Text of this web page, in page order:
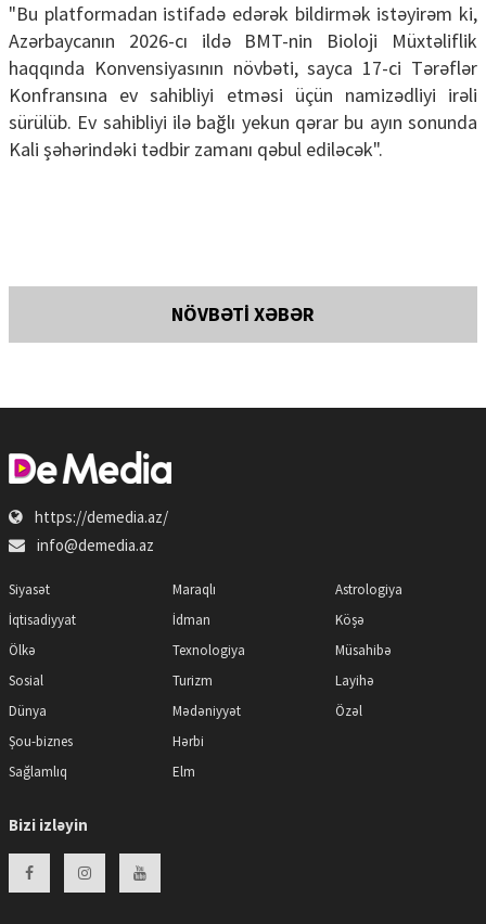
"Bu platformadan istifadə edərək bildirmək istəyirəm ki,
Azərbaycanın 2026-cı ildə BMT-nin Bioloji Müxtəliflik
haqqında Konvensiyasının növbəti, sayca 17-ci Tərəflər
Konfransına ev sahibliyi etməsi üçün namizədliyi irəli
sürülüb. Ev sahibliyi ilə bağlı yekun qərar bu ayın sonunda
Kali şəhərindəki tədbir zamanı qəbul ediləcək".
NÖVBƏTİ XƏBƏR
https://demedia.az/
info@demedia.az
Siyasət
İqtisadiyyat
Ölkə
Sosial
Dünya
Şou-biznes
Sağlamlıq
Maraqlı
İdman
Texnologiya
Turizm
Mədəniyyət
Hərbi
Elm
Astrologiya
Köşə
Müsahibə
Layihə
Özəl
Bizi izləyin